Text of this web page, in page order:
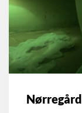
Nørregård